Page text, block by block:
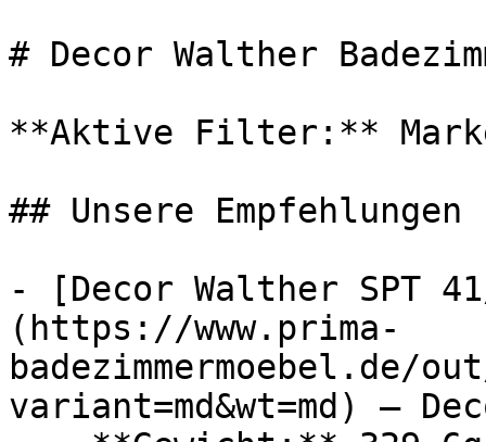
# Decor Walther
**Aktive Filter:**
## Unsere Empfehlungen
- [Decor Walther SPT
(https://www.prima-
badezimmermoebel.de/
variant=md&wt=md) —